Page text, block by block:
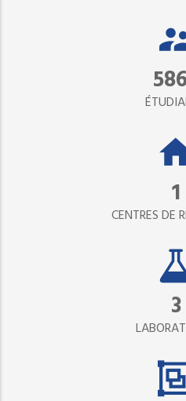
1
CENTRES DE
3